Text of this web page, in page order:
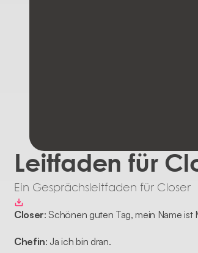
Leitfaden für
Ein Gesprächsleitfaden für Closer
Closer: Schönen guten Tag, mein Name ist
Chefin: Ja ich bin dran.